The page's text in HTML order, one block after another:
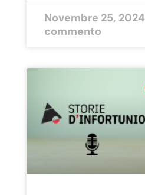
Novembre 25, 2024
commento